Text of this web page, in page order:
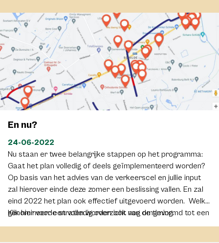
En nu?
24-06-2022
Nu staan er twee belangrijke stappen op het programma:
Gaat het plan volledig of deels geïmplementeerd worden?
Op basis van het advies van de verkeerscel en jullie input
zal hierover einde deze zomer een beslissing vallen. En zal
eind 2022 het plan ook effectief uitgevoerd worden. Welke
genomineerde straten worden ook nog omgevormd tot een
fietsstraat? Jullie nomineerden nog 40 bijkomende straten.
Klik hier voor een volledig overzicht van de timing.